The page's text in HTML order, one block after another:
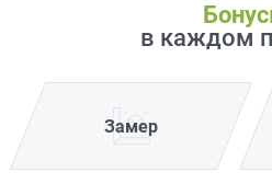
в каждом
Замер